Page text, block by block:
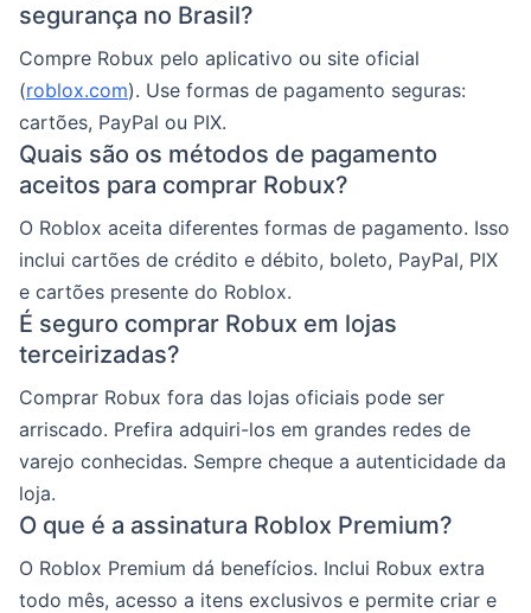
segurança no Brasil?
Compre Robux pelo aplicativo ou site oficial
(roblox.com). Use formas de pagamento seguras:
cartões, PayPal ou PIX.
Quais são os métodos de pagamento
aceitos para comprar Robux?
O Roblox aceita diferentes formas de pagamento. Isso
inclui cartões de crédito e débito, boleto, PayPal, PIX
e cartões presente do Roblox.
É seguro comprar Robux em lojas
terceirizadas?
Comprar Robux fora das lojas oficiais pode ser
arriscado. Prefira adquiri-los em grandes redes de
varejo conhecidas. Sempre cheque a autenticidade da
loja.
O que é a assinatura Roblox Premium?
O Roblox Premium dá benefícios. Inclui Robux extra
todo mês, acesso a itens exclusivos e permite criar e